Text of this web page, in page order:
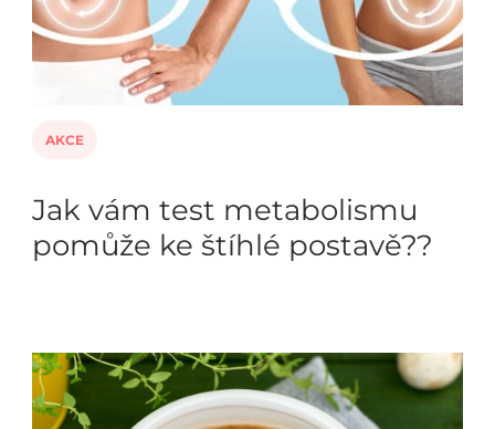
AKCE
Jak vám test metabolismu
pomůže ke štíhlé postavě??